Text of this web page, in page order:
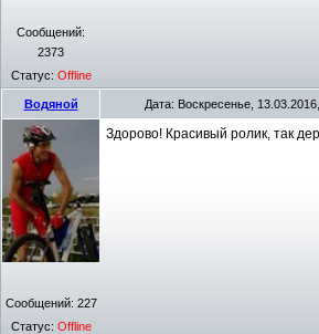
Сообщений:
2373
Статус: Offline
Водяной Дата: Воскресенье,
Сообщений: 227
Статус: Offline
Здорово! Красивый ролик, так